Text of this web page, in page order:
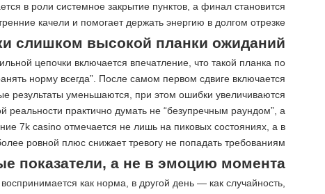
в роли системное закрытие пунктов, а финал становится
качели и помогает держать энергию в долгом отрезке.
слишком высокой планки ожиданий
цепочки включается впечатление, что такой планка по
норму всегда”. После самом первом сдвиге включается
уменьшаются, при этом ошибки увеличиваются.
реальности практично думать не “безупречным раундом”, а
7k casino отмечается не лишь на пиковых состояниях, а в
ровной плюс снижает тревогу не попадать требованиям.
показатели, а не в эмоцию момента
как норма, в другой день — как случайность,